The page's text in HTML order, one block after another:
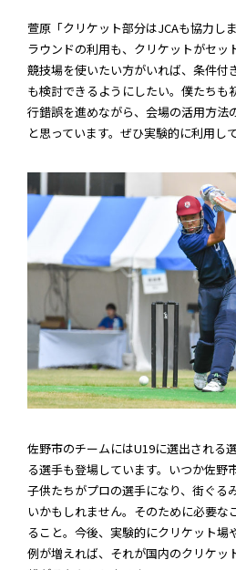
萱原「クリケット部分はJCAも協力し
ラウンドの利用も、クリケットがセッ
競技場を使いたい方がいれば、条件付
も検討できるようにしたい。僕たちも
行錯誤を進めながら、会場の活用方法
と思っています。ぜひ実験的に利用し
佐野市のチームにはU19に選出される
る選手も登場しています。いつか佐野
子供たちがプロの選手になり、街ぐ
いかもしれません。そのために必要な
ること。今後、実験的にクリケット場
例が増えれば、それが国内のクリケッ